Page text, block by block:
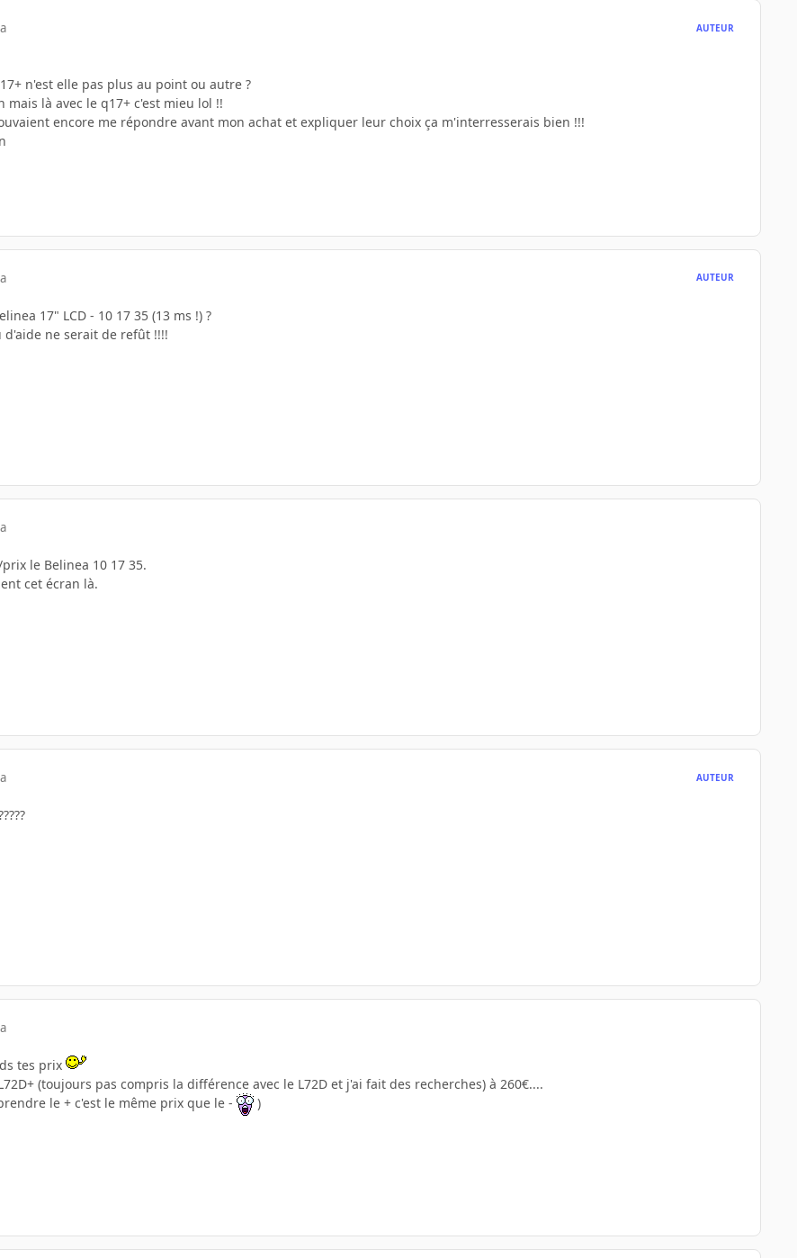
AUTEUR
n'est elle pas plus au point ou autre ?
mais là avec le q17+ c'est mieu lol !!
encore me répondre avant mon achat et expliquer leur choix ça m'interresserais bien !!!
AUTEUR
17" LCD - 10 17 35 (13 ms !) ?
d'aide ne serait de refût !!!!
le Belinea 10 17 35.
cet écran là.
AUTEUR
tes prix
(toujours pas compris la différence avec le L72D et j'ai fait des recherches) à 260€....
le + c'est le même prix que le -
)